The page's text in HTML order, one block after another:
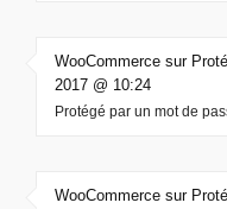
WooCommerce sur
2017 @ 10:24
Protégé par un mot de
WooCommerce sur